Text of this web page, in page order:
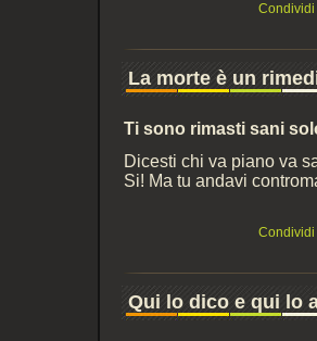
Condividi
La morte è un
Ti sono rimasti sani
Dicesti chi va piano va
Si! Ma tu andavi
Condividi
Qui lo dico e qui lo